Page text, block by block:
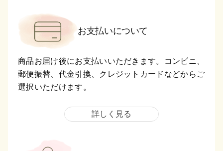
お支払いについて
商品お届け後にお支払いいただきます。コンビニ、
郵便振替、代金引換、クレジットカードなどからご
選択いただけます。
詳しく見る